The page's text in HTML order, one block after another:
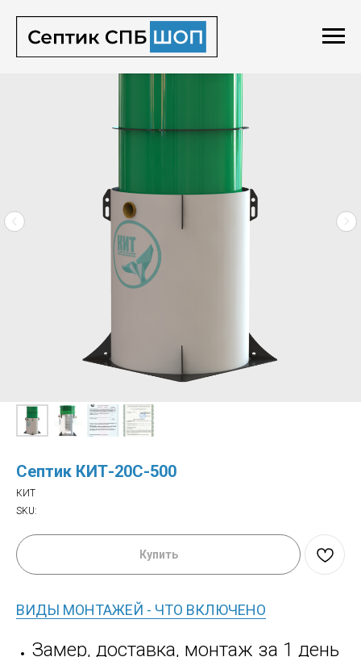
Септик КИТ-20С-500
КИТ
SKU:
Купить
ВИДЫ МОНТАЖЕЙ - ЧТО ВКЛЮЧЕНО
Замер, доставка, монтаж за 1 день